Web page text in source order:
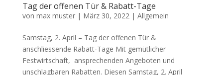
Tag der offenen Tür & Rabatt-Tage
von max muster| März 30, 2022| Allgemein
Samstag, 2. April – Tag der offenen Tür &
anschliessende Rabatt-Tage Mit gemütlicher
Festwirtschaft, ansprechenden Angeboten und
unschlagbaren Rabatten. Diesen Samstag, 2. April